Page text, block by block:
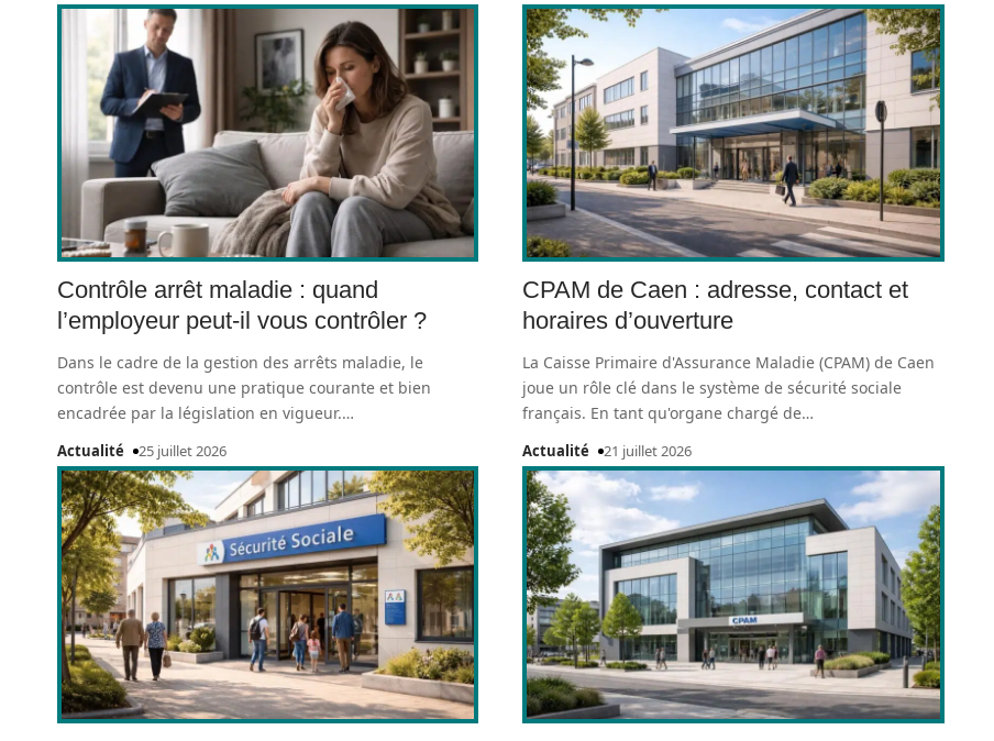
Contrôle arrêt maladie : quand
l’employeur peut-il vous contrôler ?
Dans le cadre de la gestion des arrêts maladie, le
contrôle est devenu une pratique courante et bien
encadrée par la législation en vigueur.…
Actualité 25 juillet 2026
CPAM de Caen : adresse, contact et
horaires d’ouverture
La Caisse Primaire d'Assurance Maladie (CPAM) de Caen
joue un rôle clé dans le système de sécurité sociale
français. En tant qu'organe chargé de…
Actualité 21 juillet 2026